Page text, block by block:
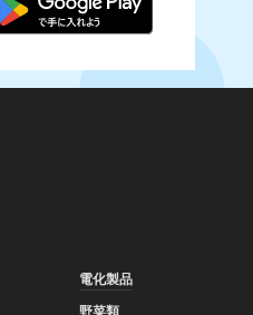
電化製品
野菜類